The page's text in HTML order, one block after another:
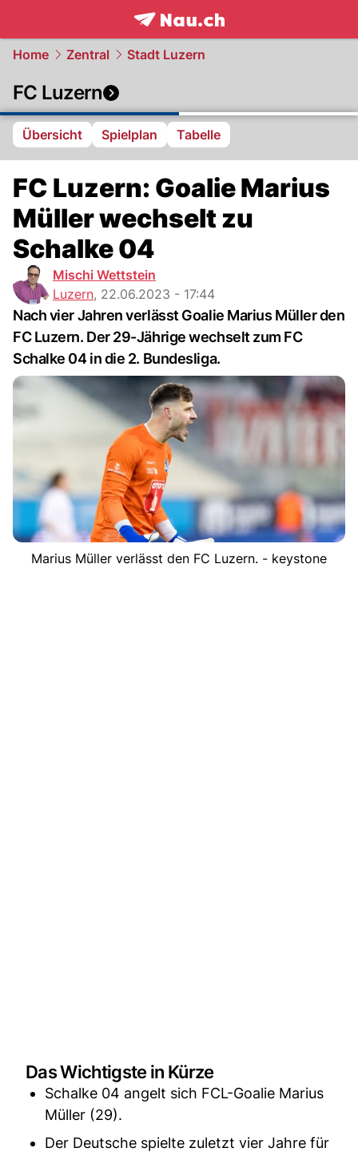
frontpage.NAU.ch
Home Zentral Stadt Luzern
FC Luzern
Übersicht Spielplan Tabelle
FC Luzern: Goalie Marius
Müller wechselt zu
Schalke 04
Mischi Wettstein
Luzern, 22.06.2023 - 17:44
Nach vier Jahren verlässt Goalie Marius Müller den
FC Luzern. Der 29-Jährige wechselt zum FC
Schalke 04 in die 2. Bundesliga.
Marius Müller verlässt den FC Luzern. - keystone
Das Wichtigste in Kürze
Schalke 04 angelt sich FCL-Goalie Marius
Müller (29).
Der Deutsche spielte zuletzt vier Jahre für